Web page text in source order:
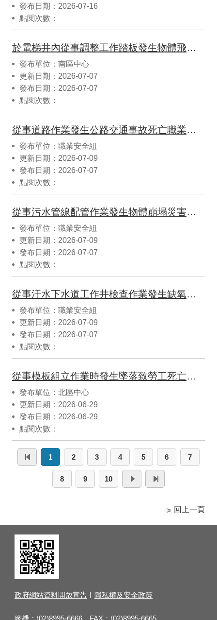
發布日期：2026-07-16
點閱次數：
於電梯井內從事調整工作踏板發生物體飛落致死災害
發布單位：南區中心
更新日期：2026-07-07
發布日期：2026-07-07
點閱次數：
從事道路作業發生公路交通事故死亡職業災害
發布單位：職業安全組
更新日期：2026-07-09
發布日期：2026-07-07
點閱次數：
從事污水管線配管作業發生物體崩塌災害致死重大職業災害
發布單位：職業安全組
更新日期：2026-07-09
發布日期：2026-07-07
點閱次數：
從事汙水下水道工作井檢查作業發生缺氧災害致1死1傷重大職業災害
發布單位：職業安全組
更新日期：2026-07-09
發布日期：2026-07-07
點閱次數：
從事模板組立作業時發生墜落致勞工死亡災害案例
發布單位：北區中心
更新日期：2026-06-29
發布日期：2026-06-29
點閱次數：
1 2 3 4 5 6 7
8 9 10
回上一頁
政府網站資料開放宣告 隱私權及安全政策
總機：(02)8995-6666 FAX：(02)8995-6665